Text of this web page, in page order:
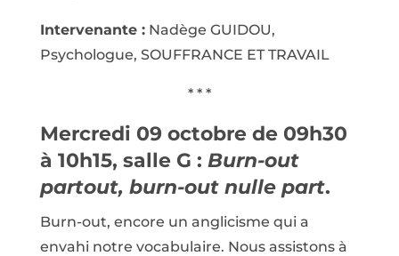
Intervenante :Nadège GUIDOU,
Psychologue, SOUFFRANCE ET TRAVAIL
* * *
Mercredi 09 octobre de 09h30
à 10h15, salle G : Burn-out
partout, burn-out nulle part.
Burn-out, encore un anglicisme qui a
envahi notre vocabulaire. Nous assistons à